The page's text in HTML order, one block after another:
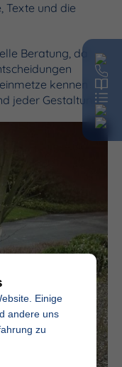
Texte und die
Beratung, da
kennen
jeder Gestaltung.
Einige
andere uns
zu